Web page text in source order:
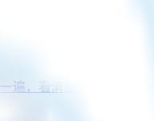
遍，看清每一步交什么。